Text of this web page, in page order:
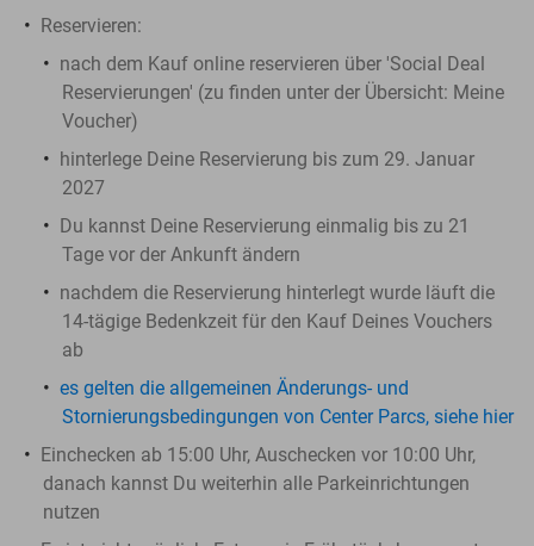
Reservieren:
nach dem Kauf online reservieren über 'Social Deal
Reservierungen' (zu finden unter der Übersicht: Meine
Voucher)
hinterlege Deine Reservierung bis zum 29. Januar
2027
Du kannst Deine Reservierung einmalig bis zu 21
Tage vor der Ankunft ändern
nachdem die Reservierung hinterlegt wurde läuft die
14-tägige Bedenkzeit für den Kauf Deines Vouchers
ab
es gelten die allgemeinen Änderungs- und
Stornierungsbedingungen von Center Parcs, siehe hier
Einchecken ab 15:00 Uhr, Auschecken vor 10:00 Uhr,
danach kannst Du weiterhin alle Parkeinrichtungen
nutzen